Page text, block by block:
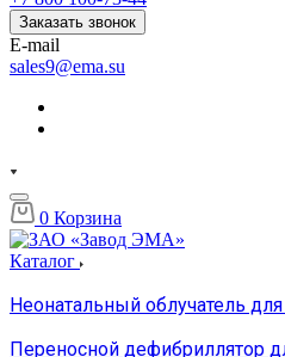
Заказать звонок
E-mail
sales9@ema.su
0 Корзина
Каталог
Неонатальный облучатель
Переносной дефибриллятор